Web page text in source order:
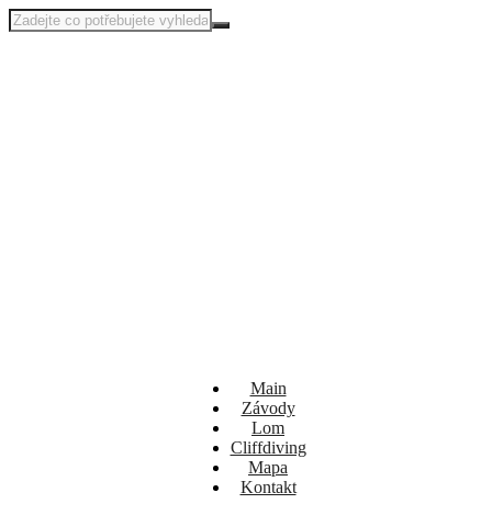
Main
Závody
Lom
Cliffdiving
Mapa
Kontakt